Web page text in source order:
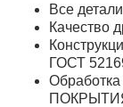
Все
Качество
ГОСТ